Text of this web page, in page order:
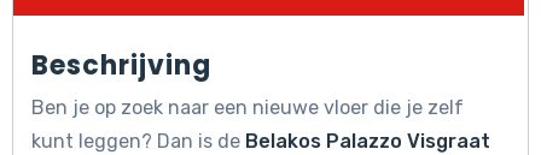
Beschrijving
Ben je op zoek naar een nieuwe vloer die je zelf
kunt leggen? Dan is de Belakos Palazzo Visgraat